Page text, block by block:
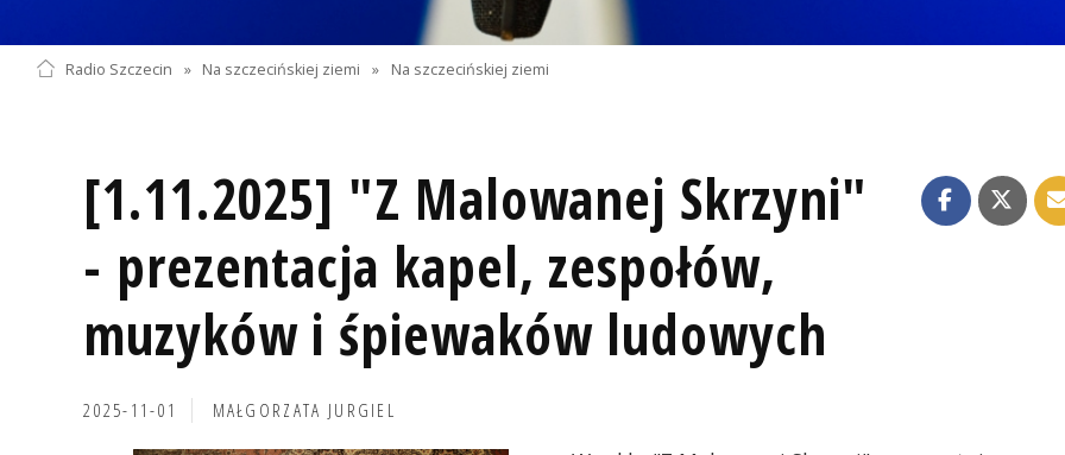
Radio Szczecin » Na szczecińskiej ziemi » Na szczecińskiej ziemi
[1.11.2025] "Z Malowanej Skrzyni"
- prezentacja kapel, zespołów,
muzyków i śpiewaków ludowych
2025-11-01 MAŁGORZATA JURGIEL